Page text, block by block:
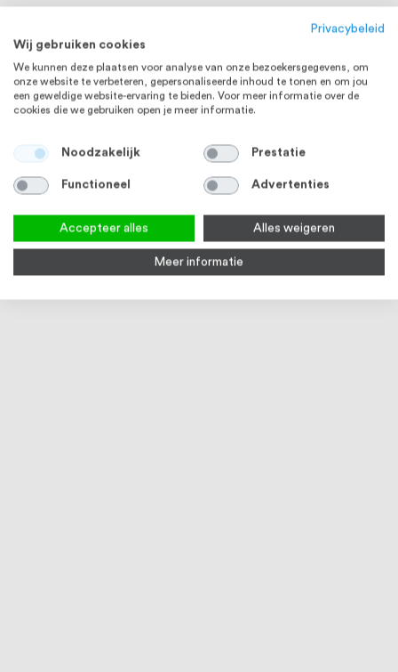
Privacybeleid
Wij gebruiken cookies
We kunnen deze plaatsen voor analyse van onze bezoekersgegevens, om
onze website te verbeteren, gepersonaliseerde inhoud te tonen en om jou
een geweldige website-ervaring te bieden. Voor meer informatie over de
cookies die we gebruiken open je meer informatie.
Noodzakelijk Prestatie
Functioneel Advertenties
Accepteer alles Alles weigeren
Meer informatie